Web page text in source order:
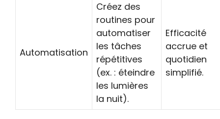
Automatisation
Créez des
routines pour
automatiser
les tâches
répétitives
(ex. : éteindre
les lumières
la nuit).
Efficacité
accrue et
quotidien
simplifié.